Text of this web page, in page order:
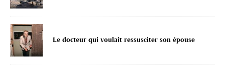
Le docteur qui voulait ressusciter son épouse